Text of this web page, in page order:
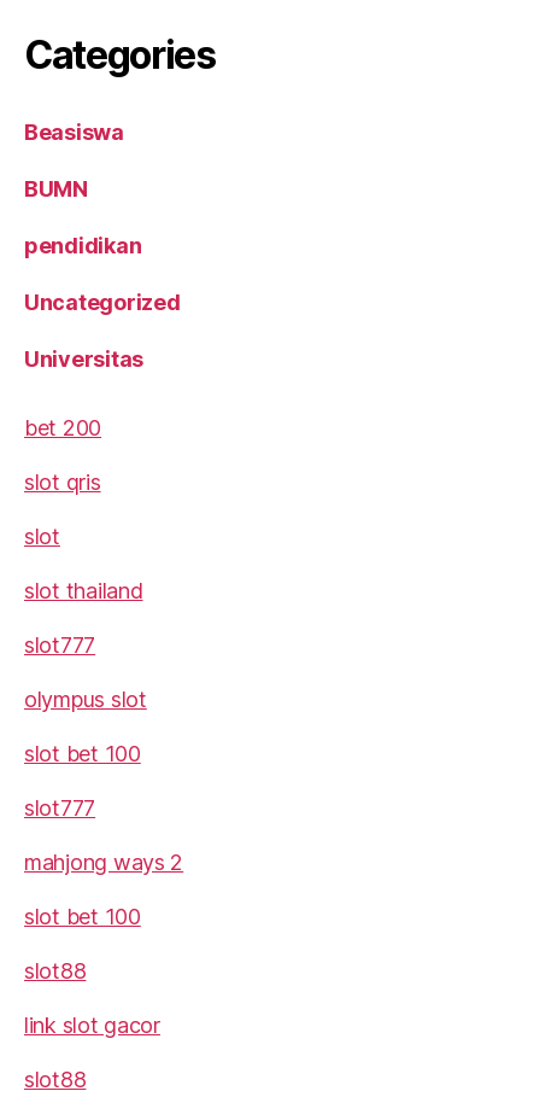
Categories
Beasiswa
BUMN
pendidikan
Uncategorized
Universitas
bet 200
slot qris
slot
slot thailand
slot777
olympus slot
slot bet 100
slot777
mahjong ways 2
slot bet 100
slot88
link slot gacor
slot88